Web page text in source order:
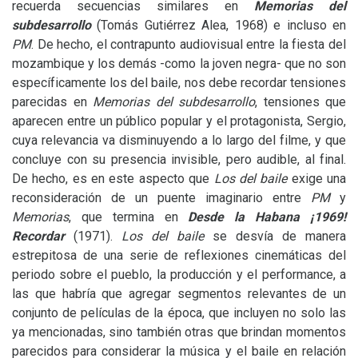
recuerda secuencias similares en Memorias del
subdesarrollo (Tomás Gutiérrez Alea, 1968) e incluso en
PM. De hecho, el contrapunto audiovisual entre la fiesta del
mozambique y los demás -como la joven negra- que no son
específicamente los del baile, nos debe recordar tensiones
parecidas en Memorias del subdesarrollo, tensiones que
aparecen entre un público popular y el protagonista, Sergio,
cuya relevancia va disminuyendo a lo largo del filme, y que
concluye con su presencia invisible, pero audible, al final.
De hecho, es en este aspecto que Los del baileexige una
reconsideración de un puente imaginario entre PMy
Memorias, que termina en Desde la Habana ¡1969!
Recordar(1971). Los del baile se desvía de manera
estrepitosa de una serie de reflexiones cinemáticas del
periodo sobre el pueblo, la producción y el performance, a
las que habría que agregar segmentos relevantes de un
conjunto de películas de la época, que incluyen no solo las
ya mencionadas, sino también otras que brindan momentos
parecidos para considerar la música y el baile en relación